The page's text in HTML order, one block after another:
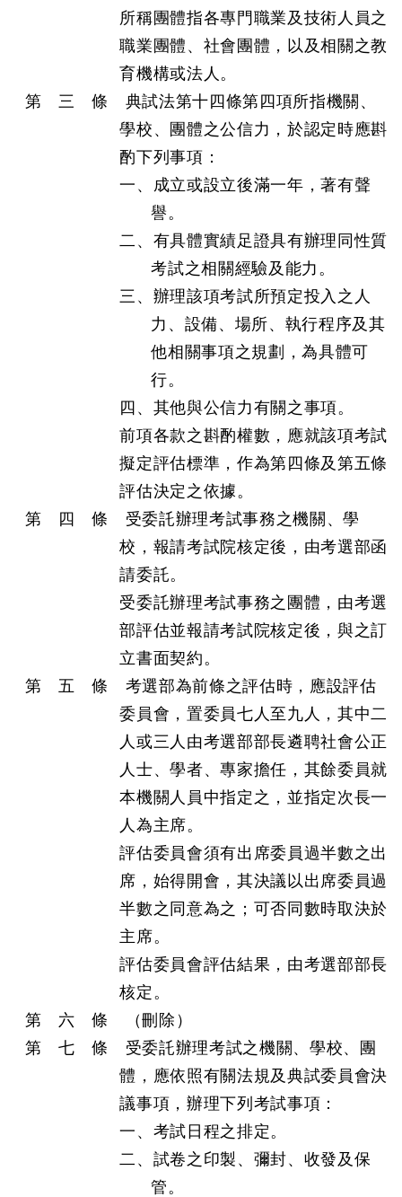
所稱團體指各專門職業及技術人員之
職業團體、社會團體，以及相關之教
育機構或法人。
第 三 條 典試法第十四條第四項所指機關、
學校、團體之公信力，於認定時應斟
酌下列事項：
一、成立或設立後滿一年，著有聲
譽。
二、有具體實績足證具有辦理同性質
考試之相關經驗及能力。
三、辦理該項考試所預定投入之人
力、設備、場所、執行程序及其
他相關事項之規劃，為具體可
行。
四、其他與公信力有關之事項。
前項各款之斟酌權數，應就該項考試
擬定評估標準，作為第四條及第五條
評估決定之依據。
第 四 條 受委託辦理考試事務之機關、學
校，報請考試院核定後，由考選部函
請委託。
受委託辦理考試事務之團體，由考選
部評估並報請考試院核定後，與之訂
立書面契約。
第 五 條 考選部為前條之評估時，應設評估
委員會，置委員七人至九人，其中二
人或三人由考選部部長遴聘社會公正
人士、學者、專家擔任，其餘委員就
本機關人員中指定之，並指定次長一
人為主席。
評估委員會須有出席委員過半數之出
席，始得開會，其決議以出席委員過
半數之同意為之；可否同數時取決於
主席。
評估委員會評估結果，由考選部部長
核定。
第 六 條 （刪除）
第 七 條 受委託辦理考試之機關、學校、團
體，應依照有關法規及典試委員會決
議事項，辦理下列考試事項：
一、考試日程之排定。
二、試卷之印製、彌封、收發及保
管。